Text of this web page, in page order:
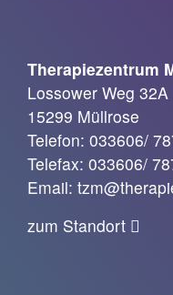
Therapiezentrum
Lossower Weg 32A
15299 Müllrose
Telefon: 033606/
Telefax: 033606/
Email:
zum Standort